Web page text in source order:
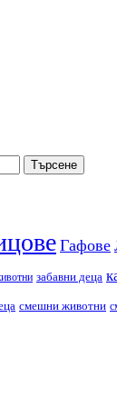
Гафове
забавни деца
смешни животни